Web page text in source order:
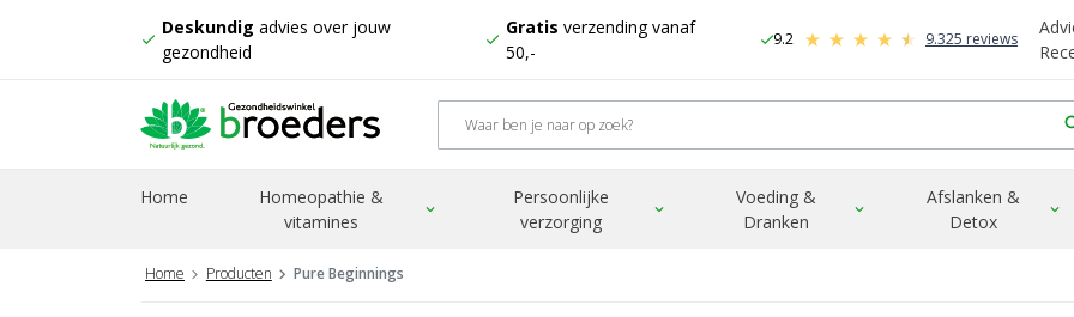
check
Deskundig advies over jouw
gezondheid
check
Gratis verzending vanaf
50,-
check9.2 9.325 reviews
Home
Homeopathie &
vitamines
expand_more
Persoonlijke
verzorging
expand_more
Voeding &
Dranken
expand_more
Afslanken &
Detox
expand_more
Home Producten Pure Beginnings